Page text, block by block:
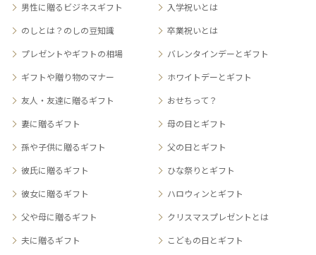
男性に贈るビジネスギフト
のしとは？のしの豆知識
プレゼントやギフトの相場
ギフトや贈り物のマナー
友人・友達に贈るギフト
妻に贈るギフト
孫や子供に贈るギフト
彼氏に贈るギフト
彼女に贈るギフト
父や母に贈るギフト
夫に贈るギフト
入学祝いとは
卒業祝いとは
バレンタインデーとギフト
ホワイトデーとギフト
おせちって？
母の日とギフト
父の日とギフト
ひな祭りとギフト
ハロウィンとギフト
クリスマスプレゼントとは
こどもの日とギフト